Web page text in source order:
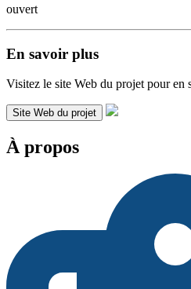
ouvert
En savoir plus
Visitez le site Web du projet pour en
Site Web du projet
À propos